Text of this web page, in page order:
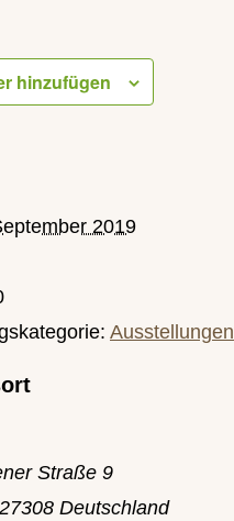
hinzufügen
2019
Ausstellungen
Straße 9
27308 Deutschland